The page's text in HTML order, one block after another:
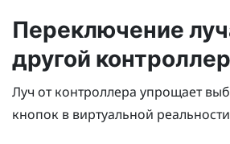
Переключение
другой контроллер
Луч от контроллера упрощает
кнопок в виртуальной